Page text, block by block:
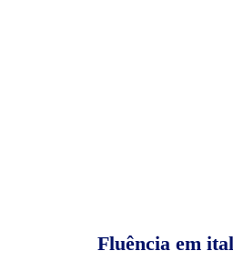
Fluência em